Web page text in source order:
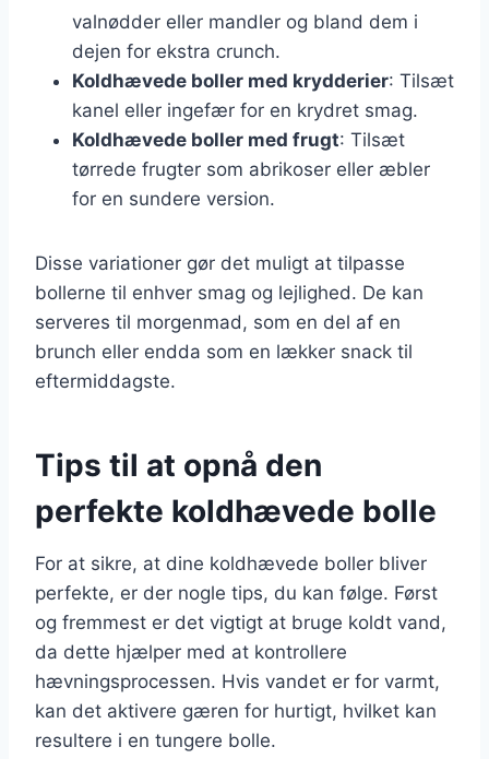
valnødder eller mandler og bland dem i
dejen for ekstra crunch.
Koldhævede boller med krydderier: Tilsæt
kanel eller ingefær for en krydret smag.
Koldhævede boller med frugt: Tilsæt
tørrede frugter som abrikoser eller æbler
for en sundere version.
Disse variationer gør det muligt at tilpasse
bollerne til enhver smag og lejlighed. De kan
serveres til morgenmad, som en del af en
brunch eller endda som en lækker snack til
eftermiddagste.
Tips til at opnå den
perfekte koldhævede bolle
For at sikre, at dine koldhævede boller bliver
perfekte, er der nogle tips, du kan følge. Først
og fremmest er det vigtigt at bruge koldt vand,
da dette hjælper med at kontrollere
hævningsprocessen. Hvis vandet er for varmt,
kan det aktivere gæren for hurtigt, hvilket kan
resultere i en tungere bolle.